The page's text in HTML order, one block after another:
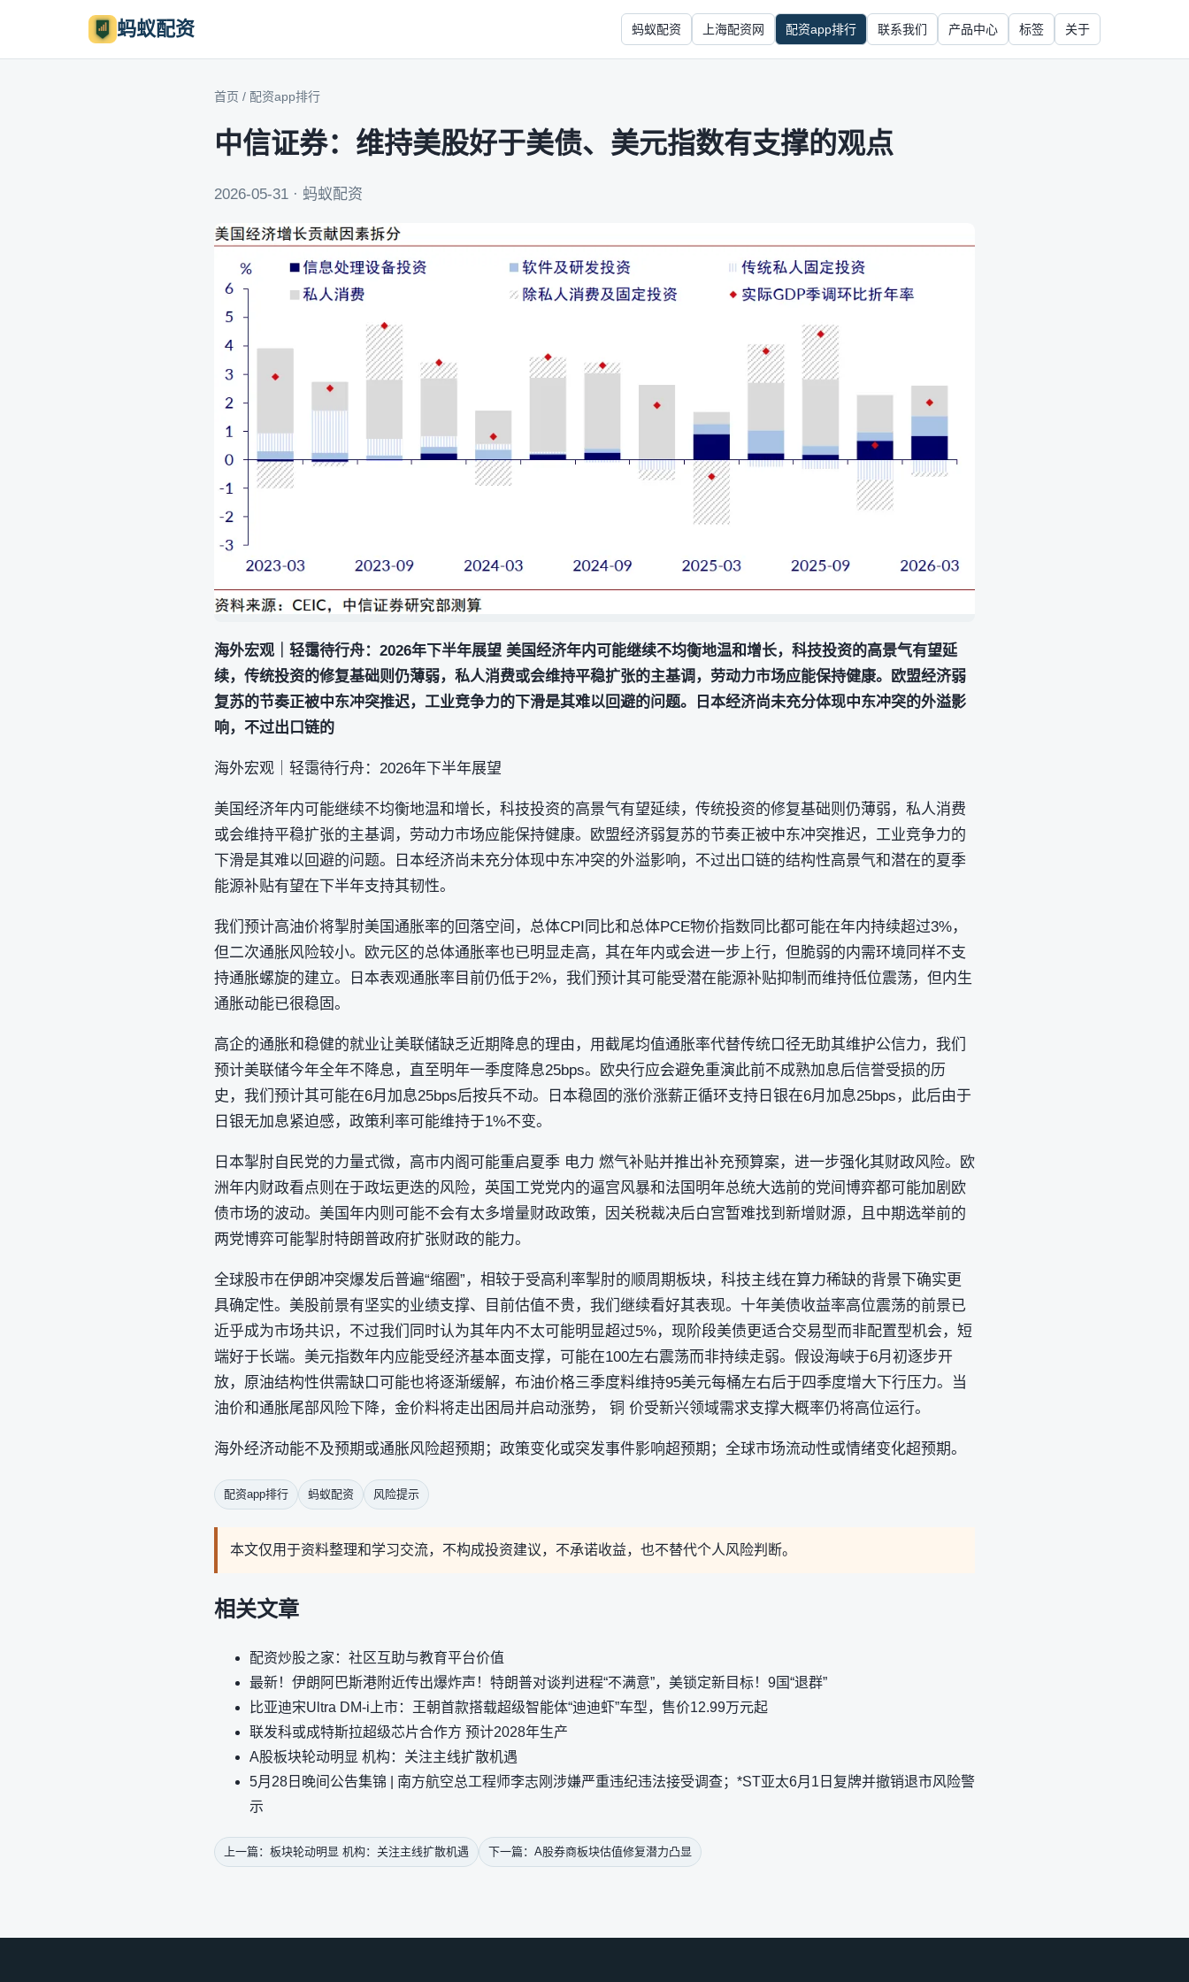
蚂蚁配资 蚂蚁配资 上海配资网 配资app排行 联系我们 产品中心 标签 关于
首页 / 配资app排行
中信证券：维持美股好于美债、美元指数有支撑的观点
2026-05-31 · 蚂蚁配资
海外宏观｜轻霭待行舟：2026年下半年展望 美国经济年内可能继续不均衡地温和增长，科技投资的高景气有望延
续，传统投资的修复基础则仍薄弱，私人消费或会维持平稳扩张的主基调，劳动力市场应能保持健康。欧盟经济弱
复苏的节奏正被中东冲突推迟，工业竞争力的下滑是其难以回避的问题。日本经济尚未充分体现中东冲突的外溢影
响，不过出口链的
海外宏观｜轻霭待行舟：2026年下半年展望
美国经济年内可能继续不均衡地温和增长，科技投资的高景气有望延续，传统投资的修复基础则仍薄弱，私人消费
或会维持平稳扩张的主基调，劳动力市场应能保持健康。欧盟经济弱复苏的节奏正被中东冲突推迟，工业竞争力的
下滑是其难以回避的问题。日本经济尚未充分体现中东冲突的外溢影响，不过出口链的结构性高景气和潜在的夏季
能源补贴有望在下半年支持其韧性。
我们预计高油价将掣肘美国通胀率的回落空间，总体CPI同比和总体PCE物价指数同比都可能在年内持续超过3%，
但二次通胀风险较小。欧元区的总体通胀率也已明显走高，其在年内或会进一步上行，但脆弱的内需环境同样不支
持通胀螺旋的建立。日本表观通胀率目前仍低于2%，我们预计其可能受潜在能源补贴抑制而维持低位震荡，但内生
通胀动能已很稳固。
高企的通胀和稳健的就业让美联储缺乏近期降息的理由，用截尾均值通胀率代替传统口径无助其维护公信力，我们
预计美联储今年全年不降息，直至明年一季度降息25bps。欧央行应会避免重演此前不成熟加息后信誉受损的历
史，我们预计其可能在6月加息25bps后按兵不动。日本稳固的涨价涨薪正循环支持日银在6月加息25bps，此后由于
日银无加息紧迫感，政策利率可能维持于1%不变。
日本掣肘自民党的力量式微，高市内阁可能重启夏季 电力 燃气补贴并推出补充预算案，进一步强化其财政风险。欧
洲年内财政看点则在于政坛更迭的风险，英国工党党内的逼宫风暴和法国明年总统大选前的党间博弈都可能加剧欧
债市场的波动。美国年内则可能不会有太多增量财政政策，因关税裁决后白宫暂难找到新增财源，且中期选举前的
两党博弈可能掣肘特朗普政府扩张财政的能力。
全球股市在伊朗冲突爆发后普遍“缩圈”，相较于受高利率掣肘的顺周期板块，科技主线在算力稀缺的背景下确实更
具确定性。美股前景有坚实的业绩支撑、目前估值不贵，我们继续看好其表现。十年美债收益率高位震荡的前景已
近乎成为市场共识，不过我们同时认为其年内不太可能明显超过5%，现阶段美债更适合交易型而非配置型机会，短
端好于长端。美元指数年内应能受经济基本面支撑，可能在100左右震荡而非持续走弱。假设海峡于6月初逐步开
放，原油结构性供需缺口可能也将逐渐缓解，布油价格三季度料维持95美元每桶左右后于四季度增大下行压力。当
油价和通胀尾部风险下降，金价料将走出困局并启动涨势， 铜 价受新兴领域需求支撑大概率仍将高位运行。
海外经济动能不及预期或通胀风险超预期；政策变化或突发事件影响超预期；全球市场流动性或情绪变化超预期。
配资app排行 蚂蚁配资 风险提示
本文仅用于资料整理和学习交流，不构成投资建议，不承诺收益，也不替代个人风险判断。
相关文章
配资炒股之家：社区互助与教育平台价值
最新！伊朗阿巴斯港附近传出爆炸声！特朗普对谈判进程“不满意”，美锁定新目标！9国“退群”
比亚迪宋Ultra DM-i上市：王朝首款搭载超级智能体“迪迪虾”车型，售价12.99万元起
联发科或成特斯拉超级芯片合作方 预计2028年生产
A股板块轮动明显 机构：关注主线扩散机遇
5月28日晚间公告集锦 | 南方航空总工程师李志刚涉嫌严重违纪违法接受调查；*ST亚太6月1日复牌并撤销退市风险警
示
上一篇：板块轮动明显 机构：关注主线扩散机遇 下一篇：A股券商板块估值修复潜力凸显